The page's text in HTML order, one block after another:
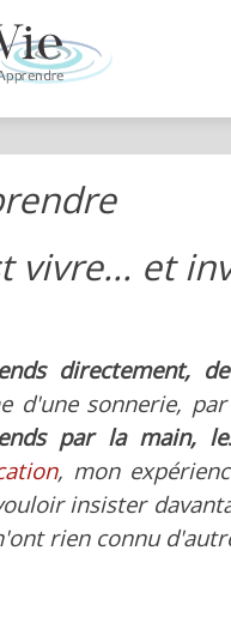
Réflexion
sur
Apprendre
vivre... et
directement,
d'une sonnerie,
par la main,
, mon
insister
rien connu